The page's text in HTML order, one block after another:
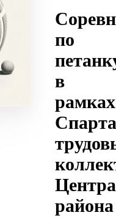
по
в
рамках
района